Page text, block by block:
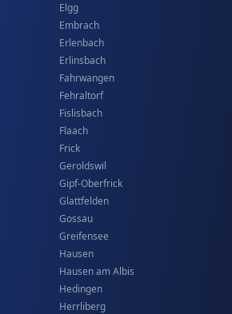
Elgg
Embrach
Erlenbach
Erlinsbach
Fahrwangen
Fehraltorf
Fislisbach
Flaach
Frick
Geroldswil
Gipf-Oberfrick
Glattfelden
Gossau
Greifensee
Hausen
Hausen am Albis
Hedingen
Herrliberg